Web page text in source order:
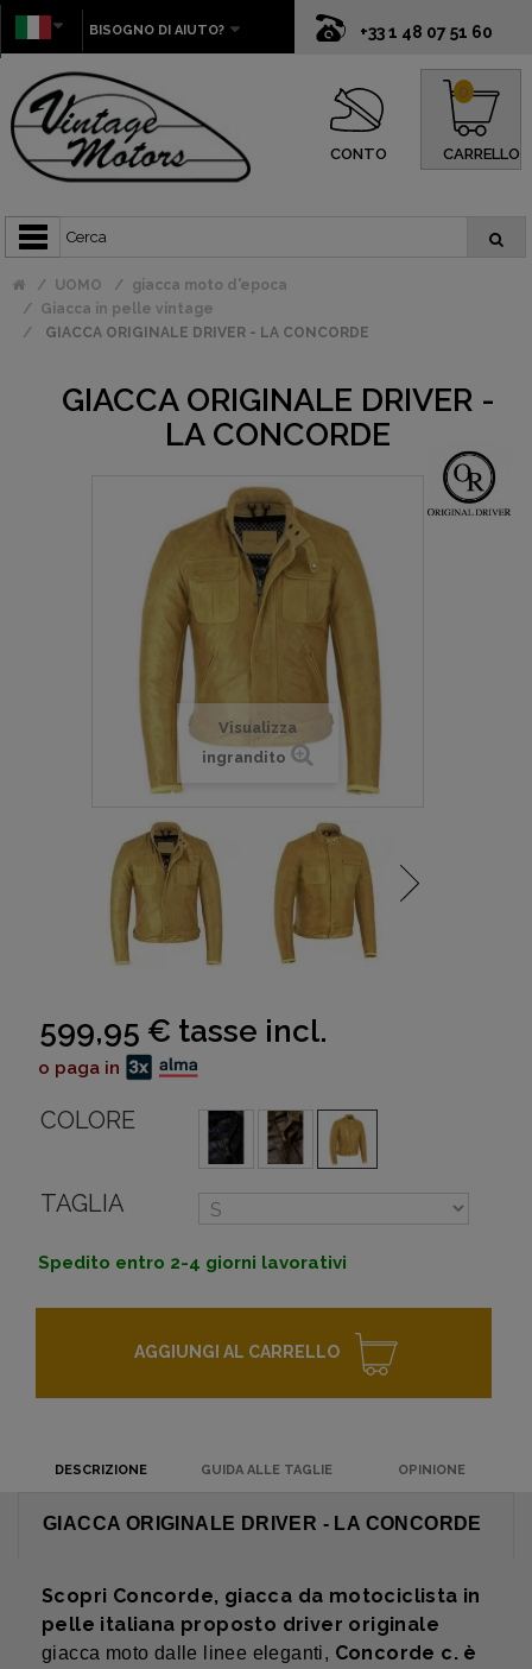
+33 1 48 07 51 60
BISOGNO DI AIUTO?
CONTO CARRELLO
0
UOMO
giacca moto d'epoca
Giacca in pelle vintage
GIACCA ORIGINALE DRIVER - LA CONCORDE
GIACCA ORIGINALE DRIVER -
LA CONCORDE
Visualizza
ingrandito
599,95 € tasse incl.
o paga in
COLORE
TAGLIA
Spedito entro 2-4 giorni lavorativi
AGGIUNGI AL CARRELLO
DESCRIZIONE GUIDA ALLE TAGLIE OPINIONE
GIACCA ORIGINALE DRIVER - LA CONCORDE
Scopri Concorde, giacca da motociclista in
pelle italiana proposto driver originale
giacca moto dalle linee eleganti, Concorde c. è